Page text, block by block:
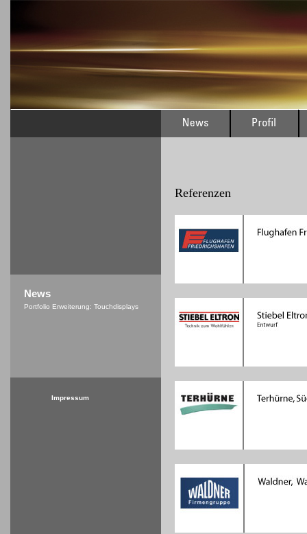
Referenzen
News
Portfolio Erweiterung: Touchdisplays
Impressum